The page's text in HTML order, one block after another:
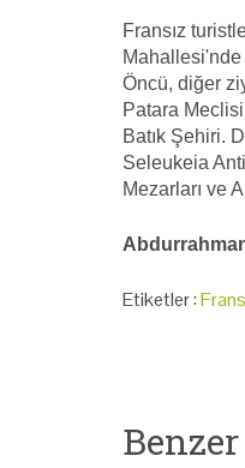
Fransız
Öncü, diğer
Patara
Batık Şehiri.
Seleukeia
Mezarları ve
Etiketler :